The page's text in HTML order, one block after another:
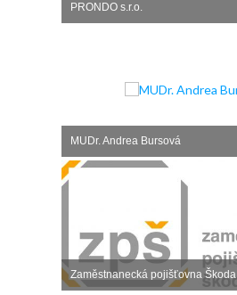
PRONDO s.r.o.
MUDr. Andrea Bursová
Zaměstnanecká pojišťovna Škoda